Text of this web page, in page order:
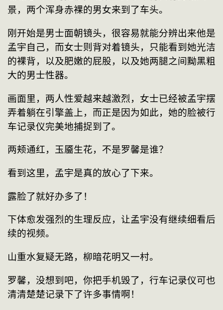
景，两个浑身赤裸的男女来到了车头。
刚开始是男士面朝镜头，很容易就能分辨出来他是
孟宇自己，而女士则背对着镜头，只能看到她光洁
的裸背，以及肥嫩的屁股，以及她两腿之间黝黑粗
大的男士性器。
画面里，两人性爱越来越激烈，女士已经被孟宇摆
弄着躺在引擎盖上，而正是因为如此，她的脸被行
车记录仪完美地捕捉到了。
两颊通红，玉靥生花，不是罗馨是谁？
看到这里，孟宇是真的放心了下来。
露脸了就好办多了！
下体愈发强烈的生理反应，让孟宇没有继续细看后
续的视频。
山重水复疑无路，柳暗花明又一村。
罗馨，没想到吧，你把手机毁了，行车记录仪可也
清清楚楚记录下了许多事情啊！